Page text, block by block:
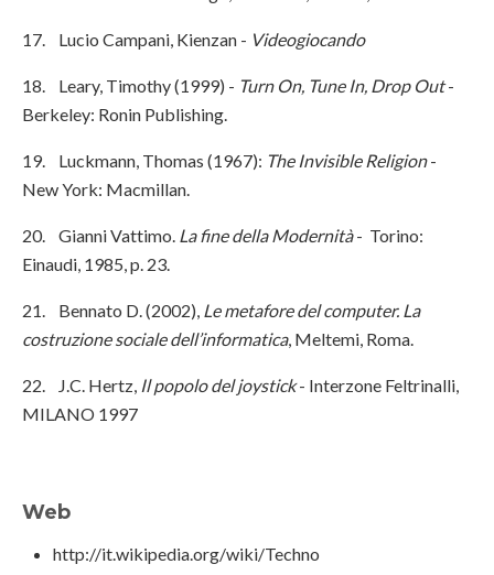
17. Lucio Campani, Kienzan - Videogiocando
18. Leary, Timothy (1999) - Turn On, Tune In, Drop Out-
Berkeley: Ronin Publishing.
19. Luckmann, Thomas (1967): The Invisible Religion-
New York: Macmillan.
20. Gianni Vattimo. La fine della Modernità- Torino:
Einaudi, 1985, p. 23.
21. Bennato D. (2002), Le metafore del computer. La
costruzione sociale dell’informatica, Meltemi, Roma.
22. J.C. Hertz, Il popolo del joystick- Interzone Feltrinalli,
MILANO 1997
Web
http://it.wikipedia.org/wiki/Techno